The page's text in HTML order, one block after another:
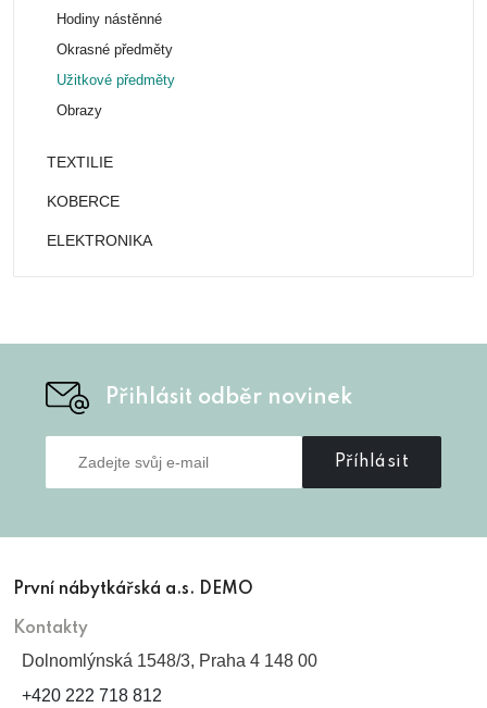
Hodiny nástěnné
Okrasné předměty
Užitkové předměty
Obrazy
TEXTILIE
KOBERCE
ELEKTRONIKA
Přihlásit odběr novinek
Příhlásit
První nábytkářská a.s. DEMO
Kontakty
Dolnomlýnská 1548/3, Praha 4 148 00
+420 222 718 812